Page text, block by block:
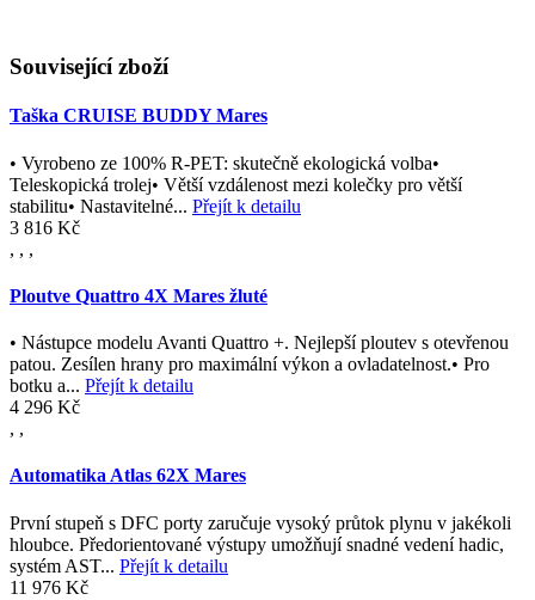
Související zboží
Taška CRUISE BUDDY Mares
• Vyrobeno ze 100% R-PET: skutečně ekologická volba•
Teleskopická trolej• Větší vzdálenost mezi kolečky pro větší
stabilitu• Nastavitelné... Přejít k detailu
3 816 Kč
, , ,
Ploutve Quattro 4X Mares žluté
• Nástupce modelu Avanti Quattro +. Nejlepší ploutev s otevřenou
patou. Zesílen hrany pro maximální výkon a ovladatelnost.• Pro
botku a... Přejít k detailu
4 296 Kč
, ,
Automatika Atlas 62X Mares
První stupeň s DFC porty zaručuje vysoký průtok plynu v jakékoli
hloubce. Předorientované výstupy umožňují snadné vedení hadic,
systém AST... Přejít k detailu
11 976 Kč